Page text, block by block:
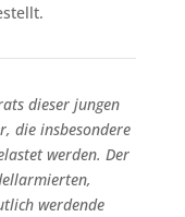
dieser jungen
die insbesondere
werden. Der
werdende